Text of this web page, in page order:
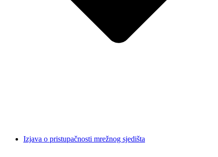
Izjava o pristupačnosti mrežnog sjedišta